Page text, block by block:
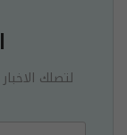
لتصلك